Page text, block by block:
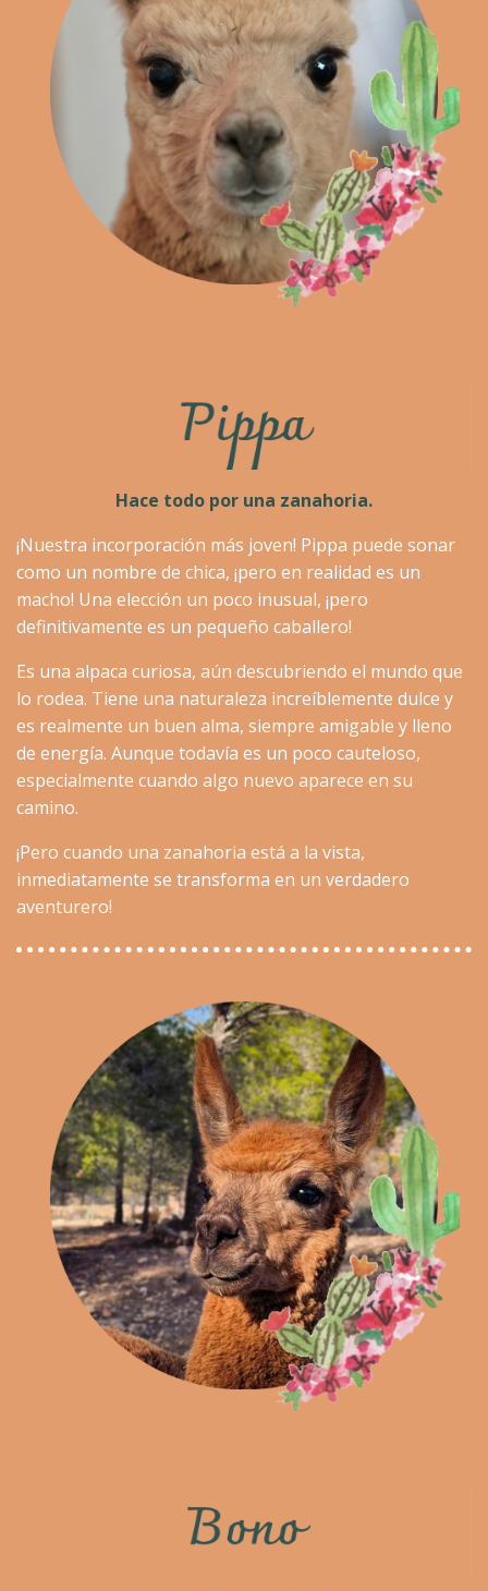
Hace todo por una zanahoria.
¡Nuestra incorporación más joven! Pippa puede sonar
como un nombre de chica, ¡pero en realidad es un
macho! Una elección un poco inusual, ¡pero
definitivamente es un pequeño caballero!
Es una alpaca curiosa, aún descubriendo el mundo que
lo rodea. Tiene una naturaleza increíblemente dulce y
es realmente un buen alma, siempre amigable y lleno
de energía. Aunque todavía es un poco cauteloso,
especialmente cuando algo nuevo aparece en su
camino.
¡Pero cuando una zanahoria está a la vista,
inmediatamente se transforma en un verdadero
aventurero!